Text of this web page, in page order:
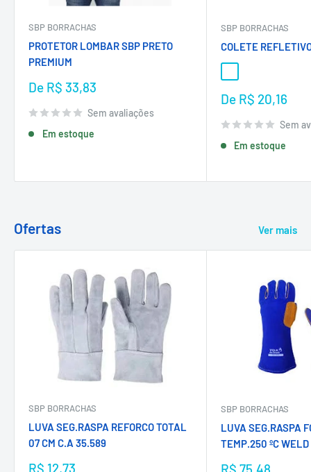
SBP BORRACHAS
PROTETOR LOMBAR SBP PRETO
PREMIUM
Preço
De R$ 33,83
Sem avaliações
Em estoque
SBP BORRACHAS
COLETE
Preço
De R$ 20,16
Sem
Em estoque
Ofertas Ver mais
SBP BORRACHAS
LUVA SEG.RASPA REFORCO TOTAL
07 CM C.A 35.589
Preço
R$ 12,73
SBP BORRACHAS
LUVA SEG.RASPA
TEMP.250 ºC
Preço
R$ 75,48